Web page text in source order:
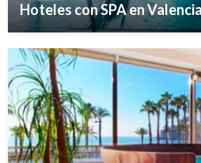
Hoteles con SPA en Valencia